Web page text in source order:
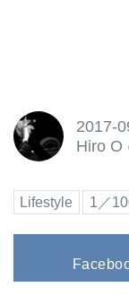
2017-
Hiro O
Lifestyle 1／